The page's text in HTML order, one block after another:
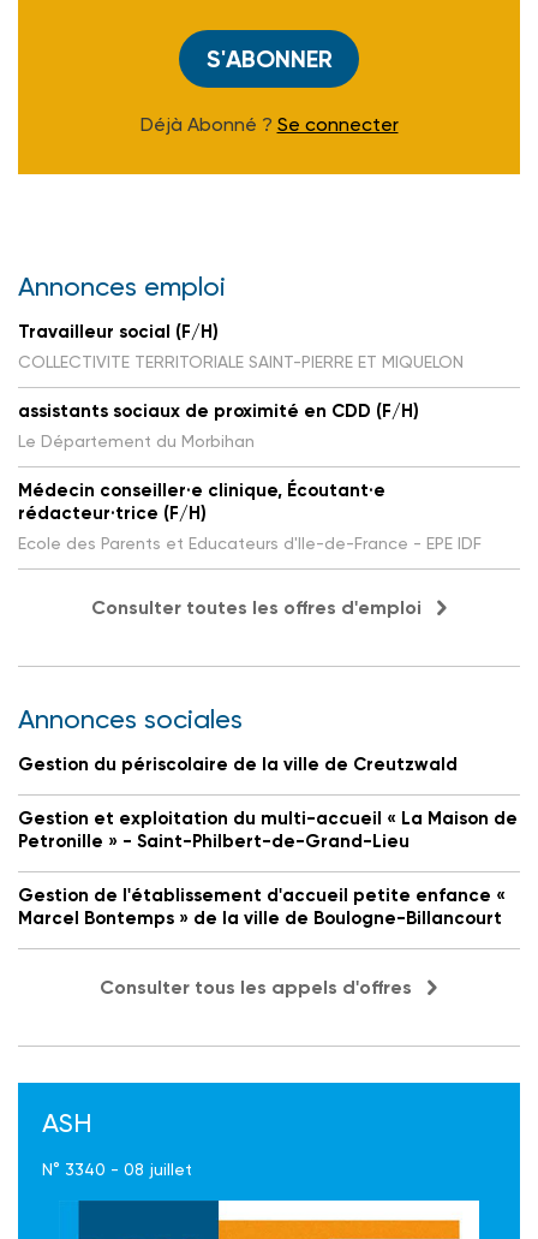
S'ABONNER
Déjà Abonné ? Se connecter
Annonces emploi
Travailleur social (F/H)
COLLECTIVITE TERRITORIALE SAINT-PIERRE ET MIQUELON
assistants sociaux de proximité en CDD (F/H)
Le Département du Morbihan
Médecin conseiller·e clinique, Écoutant·e
rédacteur·trice (F/H)
Ecole des Parents et Educateurs d'Ile-de-France - EPE IDF
Consulter toutes les offres d'emploi
Annonces sociales
Gestion du périscolaire de la ville de Creutzwald
Gestion et exploitation du multi-accueil « La Maison de
Petronille » - Saint-Philbert-de-Grand-Lieu
Gestion de l'établissement d'accueil petite enfance «
Marcel Bontemps » de la ville de Boulogne-Billancourt
Consulter tous les appels d'offres
ASH
N° 3340 - 08 juillet